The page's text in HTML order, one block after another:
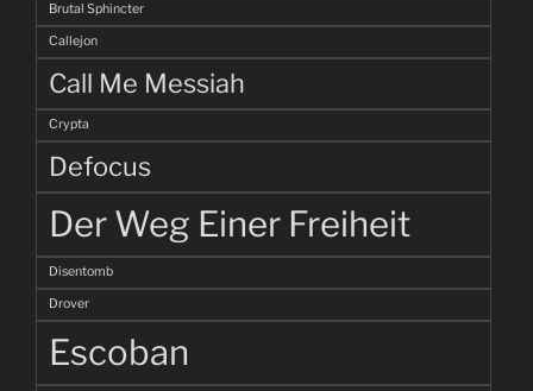
Brutal Sphincter
Callejon
Call Me Messiah
Crypta
Defocus
Der Weg Einer Freiheit
Disentomb
Drover
Escoban